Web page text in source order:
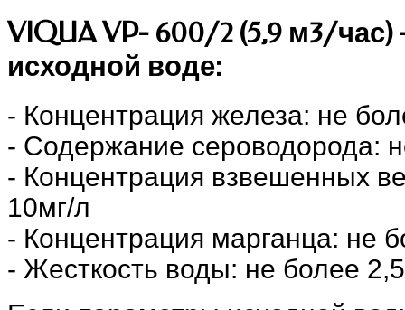
VIQUA VP- 600/2 (5,9 м3/час)
исходной воде:
- Концентрация железа: не
- Содержание сероводорода:
- Концентрация взвешенных
10мг/л
- Концентрация марганца: не
- Жесткость воды: не более